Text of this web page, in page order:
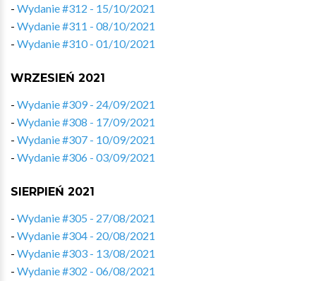
- Wydanie #312 - 15/10/2021
- Wydanie #311 - 08/10/2021
- Wydanie #310 - 01/10/2021
WRZESIEŃ 2021
- Wydanie #309 - 24/09/2021
- Wydanie #308 - 17/09/2021
- Wydanie #307 - 10/09/2021
- Wydanie #306 - 03/09/2021
SIERPIEŃ 2021
- Wydanie #305 - 27/08/2021
- Wydanie #304 - 20/08/2021
- Wydanie #303 - 13/08/2021
- Wydanie #302 - 06/08/2021